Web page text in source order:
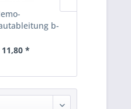
b-
11,80 *